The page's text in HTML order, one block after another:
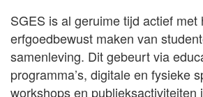
SGES is al geruime tijd actief met
erfgoedbewust maken van
samenleving. Dit gebeurt via
programma’s, digitale en fysieke
workshops en publieksactiviteiten